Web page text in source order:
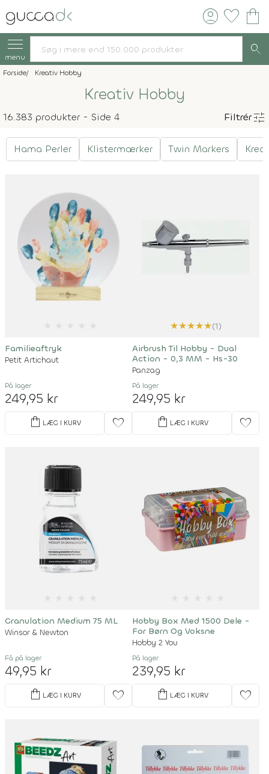
account_circle favorite shopping_bag
menu search
Forside Kreativ Hobby
Kreativ Hobby
16.383 produkter - Side 4 Filtrértune
Hama Perler Klistermærker Twin Markers
Familieaftryk
Petit Artichaut
På lager
249,95 kr
shopping_bag LÆG I KURV favorite
★★★★★(1)
Airbrush Til Hobby - Dual
Action - 0,3 MM - Hs-30
Panzag
På lager
249,95 kr
shopping_bag LÆG I KURV favorite
Granulation Medium 75 ML
Winsor & Newton
Få på lager
49,95 kr
shopping_bag LÆG I KURV favorite
Hobby Box Med 1500 Dele -
For Børn Og Voksne
Hobby 2 You
På lager
239,95 kr
shopping_bag LÆG I KURV favorite